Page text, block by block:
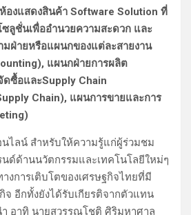
องแสดงสินค้า Software Solution ที่
ลูชั่นเพื่ออำนวยความสะดวก และ
มฝ่ายหรือแผนกของแต่ละสายงาน
แผนกฝ่ายการผลิต
ซื้อและSupply Chain
Chain), แผนการขายและการ
ไลน์ สำหรับให้ความรู้แก่ผู้ร่วมชม
นด์ด้านนวัตกรรมและเทคโนโลยีใหม่ๆ
งการเติบโตของเศรษฐกิจไทยที่มี
อีกทั้งยังได้รับเกียรติจากตัวแทน
อาทิ นายสุวรรณโชติ ศิริมหาศาล